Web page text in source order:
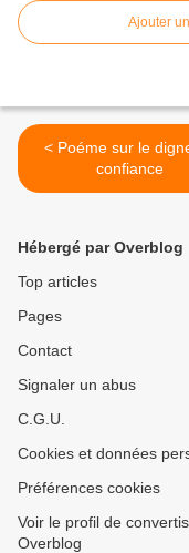
Ajouter
< Poéme sur le digne de
confiance
Hébergé par Overblog
Top articles
Pages
Contact
Signaler un abus
C.G.U.
Cookies et données
Préférences cookies
Voir le profil de
Overblog